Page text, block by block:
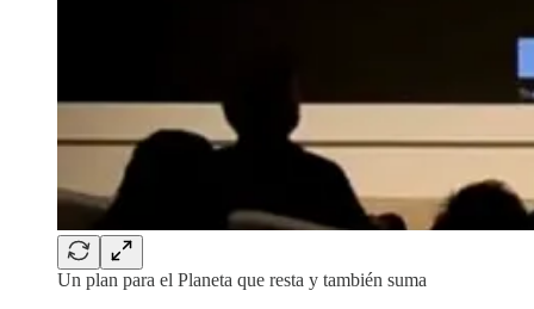
Un plan para el Planeta que resta y también suma